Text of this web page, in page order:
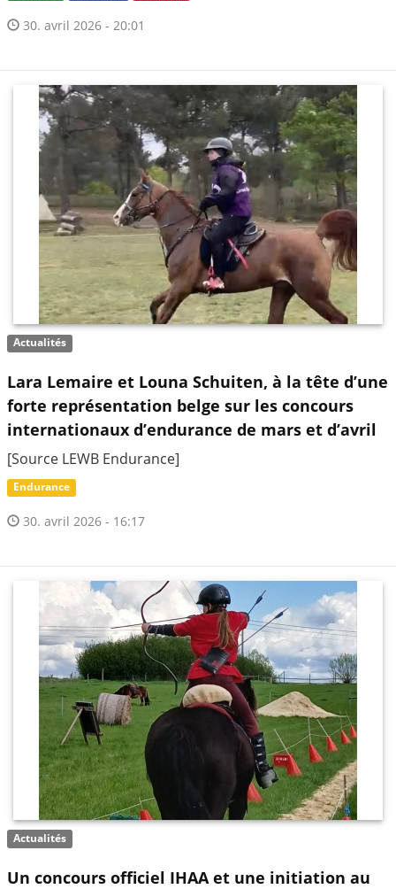
30. avril 2026 - 20:01
Actualités
Lara Lemaire et Louna Schuiten, à la tête d’une
forte représentation belge sur les concours
internationaux d’endurance de mars et d’avril
[Source LEWB Endurance]
Endurance
30. avril 2026 - 16:17
Actualités
Un concours officiel IHAA et une initiation au